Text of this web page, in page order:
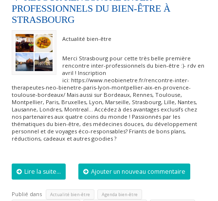
PROFESSIONNELS DU BIEN-ÊTRE À
STRASBOURG
Actualité bien-être
Merci Strasbourg pour cette très belle première
rencontre inter-professionnels du bien-être :)- rdv en
avril ! Inscription
ici: https://www.neobienetre.fr/rencontre-inter-
therapeutes-neo-bienetre-paris-lyon-montpellier-aix-en-provence-
toulouse-bordeaux/ Mais aussi sur Bordeaux, Rennes, Toulouse,
Montpellier, Paris, Bruxelles, Lyon, Marseille, Strasbourg, Lille, Nantes,
Lausanne, Londres, Montreal… Accédez à des avantages exclusifs chez
nos partenaires aux quatre coins du monde ! Passionnés par les
thématiques du bien-être, des médecines douces, du développement
personnel et de voyages éco-responsables? Friants de bons plans,
réductions, cadeaux et autres goodies ?
Lire la suite... Ajouter un nouveau commentaire
Publié dans Actualité bien-être Agenda bien-être